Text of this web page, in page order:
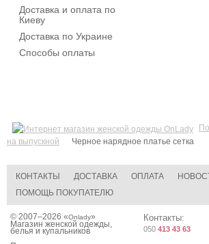
Доставка и оплата по
Киеву
Доставка по Украине
Способы оплаты
на выпускной
Черное нарядное платье сетка
КОНТАКТЫ ДОСТАВКА ОПЛАТА
ПОМОЩЬ ПОКУПАТЕЛЮ
© 2007–2026 «Onlady»
Магазин женской одежды,
белья и купальников
Контакты:
050 413 43 63